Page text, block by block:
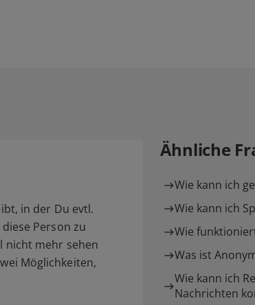
in der Du evtl.
Person zu
nicht mehr sehen
Möglichkeiten,
Ähnliche
Wie kann ich
Wie kann ich
Wie
Was ist
Wie kann ich
Nachrichten